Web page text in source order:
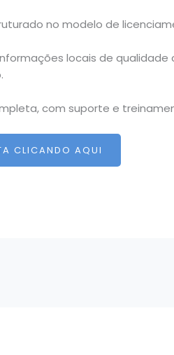
no modelo de
locais de qualidade
com suporte e
CLICANDO AQUI